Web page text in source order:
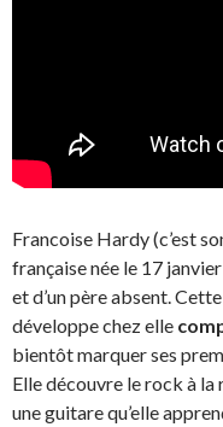
Francoise Hardy (c’est
française née le 17
et d’un père absent.
développe chez elle
bientôt marquer ses
Elle découvre le rock à la
une guitare qu’elle